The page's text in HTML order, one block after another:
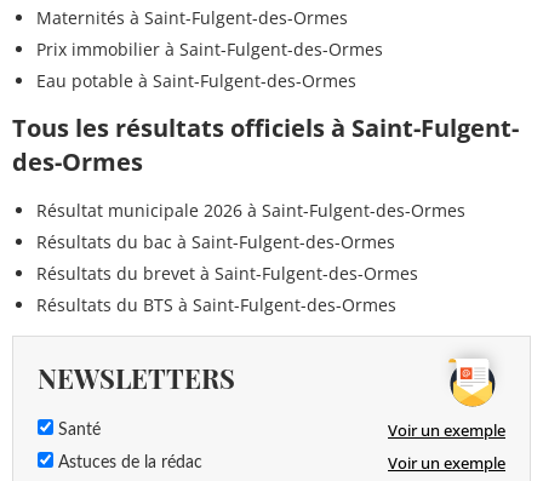
Maternités à Saint-Fulgent-des-Ormes
Prix immobilier à Saint-Fulgent-des-Ormes
Eau potable à Saint-Fulgent-des-Ormes
Tous les résultats officiels à Saint-Fulgent-
des-Ormes
Résultat municipale 2026 à Saint-Fulgent-des-Ormes
Résultats du bac à Saint-Fulgent-des-Ormes
Résultats du brevet à Saint-Fulgent-des-Ormes
Résultats du BTS à Saint-Fulgent-des-Ormes
NEWSLETTERS
Santé Voir un exemple
Astuces de la rédac Voir un exemple